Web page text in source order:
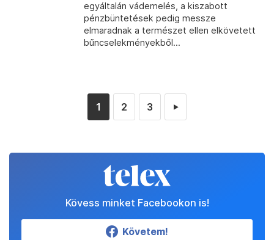
egyáltalán vádemelés, a kiszabott
pénzbüntetések pedig messze
elmaradnak a természet ellen elkövetett
bűncselekményekből...
1 2 3 ►
Kövess minket Facebookon is!
Követem!